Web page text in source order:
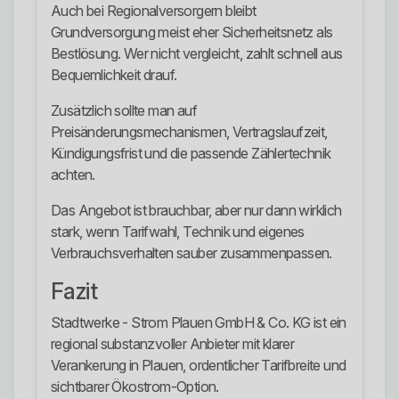
Auch bei Regionalversorgern bleibt
Grundversorgung meist eher Sicherheitsnetz als
Bestlösung. Wer nicht vergleicht, zahlt schnell aus
Bequemlichkeit drauf.
Zusätzlich sollte man auf
Preisänderungsmechanismen, Vertragslaufzeit,
Kündigungsfrist und die passende Zählertechnik
achten.
Das Angebot ist brauchbar, aber nur dann wirklich
stark, wenn Tarifwahl, Technik und eigenes
Verbrauchsverhalten sauber zusammenpassen.
Fazit
Stadtwerke - Strom Plauen GmbH & Co. KG ist ein
regional substanzvoller Anbieter mit klarer
Verankerung in Plauen, ordentlicher Tarifbreite und
sichtbarer Ökostrom-Option.